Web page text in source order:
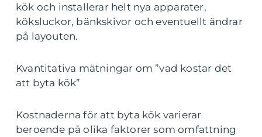
kök och installerar helt nya apparater,
köksluckor, bänkskivor och eventuellt ändrar
på layouten.
Kvantitativa mätningar om ”vad kostar det
att byta kök”
Kostnaderna för att byta kök varierar
beroende på olika faktorer som omfattning